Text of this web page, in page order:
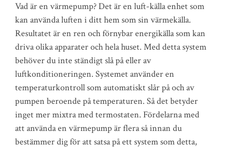
Vad är en värmepump? Det är en luft-källa enhet som
kan använda luften i ditt hem som sin värmekälla.
Resultatet är en ren och förnybar energikälla som kan
driva olika apparater och hela huset. Med detta system
behöver du inte ständigt slå på eller av
luftkonditioneringen. Systemet använder en
temperaturkontroll som automatiskt slår på och av
pumpen beroende på temperaturen. Så det betyder
inget mer mixtra med termostaten. Fördelarna med
att använda en värmepump är flera så innan du
bestämmer dig för att satsa på ett system som detta,